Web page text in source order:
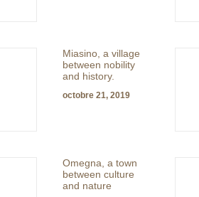
Miasino, a village
between nobility
and history.
octobre 21, 2019
Omegna, a town
between culture
and nature